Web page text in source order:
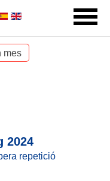
mes
2024
repetició